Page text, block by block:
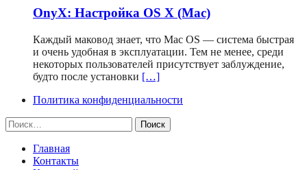
OnyX: Настройка OS X (Mac)
Каждый маковод знает, что Mac OS — система быстрая
и очень удобная в эксплуатации. Тем не менее, среди
некоторых пользователей присутствует заблуждение,
будто после установки […]
Политика конфиденциальности
Найти:
Главная
Контакты